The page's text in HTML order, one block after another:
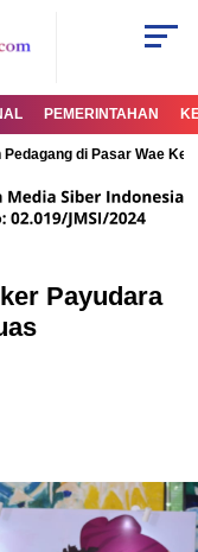
PEMERINTAHAN
di Pasar Wae
Payudara